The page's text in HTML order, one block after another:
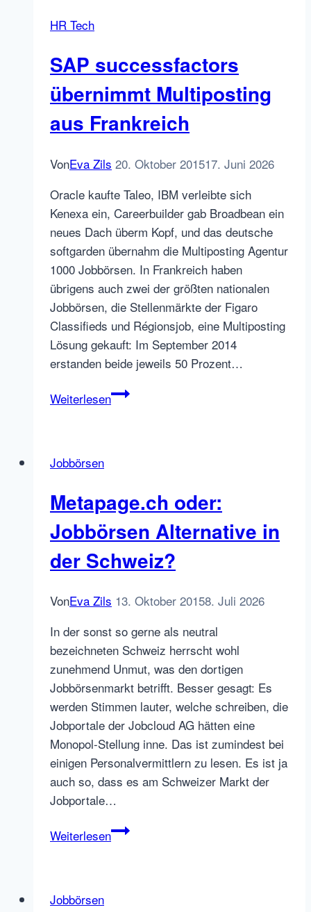
HR Tech
SAP successfactors
übernimmt Multiposting
aus Frankreich
VonEva Zils 20. Oktober 201517. Juni 2026
Oracle kaufte Taleo, IBM verleibte sich
Kenexa ein, Careerbuilder gab Broadbean ein
neues Dach überm Kopf, und das deutsche
softgarden übernahm die Multiposting Agentur
1000 Jobbörsen. In Frankreich haben
übrigens auch zwei der größten nationalen
Jobbörsen, die Stellenmärkte der Figaro
Classifieds und Régionsjob, eine Multiposting
Lösung gekauft: Im September 2014
erstanden beide jeweils 50 Prozent…
WeiterlesenSAP
Jobbörsen
Metapage.ch oder:
Jobbörsen Alternative in
der Schweiz?
VonEva Zils 13. Oktober 20158. Juli 2026
In der sonst so gerne als neutral
bezeichneten Schweiz herrscht wohl
zunehmend Unmut, was den dortigen
Jobbörsenmarkt betrifft. Besser gesagt: Es
werden Stimmen lauter, welche schreiben, die
Jobportale der Jobcloud AG hätten eine
Monopol-Stellung inne. Das ist zumindest bei
einigen Personalvermittlern zu lesen. Es ist ja
auch so, dass es am Schweizer Markt der
Jobportale…
WeiterlesenMetapage.ch
Jobbörsen